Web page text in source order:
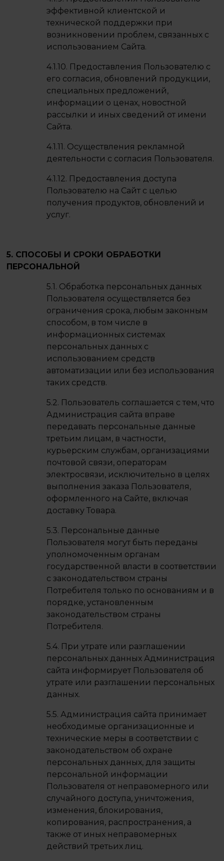
эффективной клиентской и
технической поддержки при
возникновении проблем, связанных с
использованием Сайта.
4.1.10. Предоставления Пользователю с
его согласия, обновлений продукции,
специальных предложений,
информации о ценах, новостной
рассылки и иных сведений от имени
Сайта.
4.1.11. Осуществления рекламной
деятельности с согласия Пользователя.
4.1.12. Предоставления доступа
Пользователю на Сайт с целью
получения продуктов, обновлений и
услуг.
5. СПОСОБЫ И СРОКИ ОБРАБОТКИ
ПЕРСОНАЛЬНОЙ
5.1. Обработка персональных данных
Пользователя осуществляется без
ограничения срока, любым законным
способом, в том числе в
информационных системах
персональных данных с
использованием средств
автоматизации или без использования
таких средств.
5.2. Пользователь соглашается с тем, что
Администрация сайта вправе
передавать персональные данные
третьим лицам, в частности,
курьерским службам, организациями
почтовой связи, операторам
электросвязи, исключительно в целях
выполнения заказа Пользователя,
оформленного на Сайте, включая
доставку Товара.
5.3. Персональные данные
Пользователя могут быть переданы
уполномоченным органам
государственной власти в соответствии
с законодательством страны
Потребителя только по основаниям и в
порядке, установленным
законодательством страны
Потребителя.
5.4. При утрате или разглашении
персональных данных Администрация
сайта информирует Пользователя об
утрате или разглашении персональных
данных.
5.5. Администрация сайта принимает
необходимые организационные и
технические меры в соответствии с
законодательством об охране
персональных данных, для защиты
персональной информации
Пользователя от неправомерного или
случайного доступа, уничтожения,
изменения, блокирования,
копирования, распространения, а
также от иных неправомерных
действий третьих лиц.